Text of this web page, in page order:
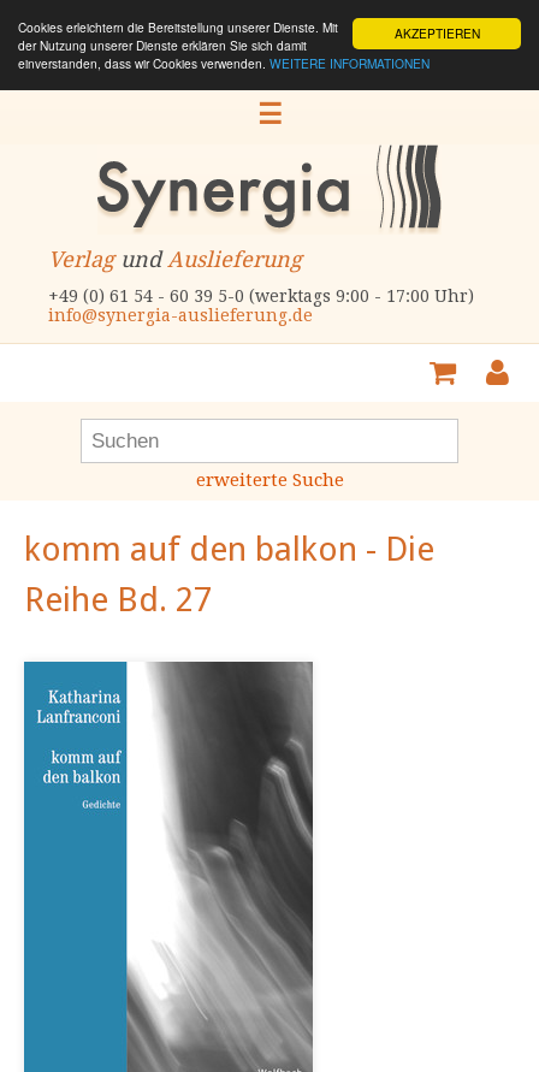
AKZEPTIEREN
Cookies erleichtern die Bereitstellung unserer Dienste. Mit
der Nutzung unserer Dienste erklären Sie sich damit
einverstanden, dass wir Cookies verwenden. WEITERE INFORMATIONEN
☰
VerlagundAuslieferung
+49 (0) 61 54 - 60 39 5-0 (werktags 9:00 - 17:00 Uhr)
info@synergia-auslieferung.de
erweiterte Suche
komm auf den balkon - Die
Reihe Bd. 27